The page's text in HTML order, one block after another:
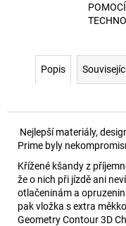
Popis
Nejlepší materiály,
Prime byly
Křížené kšandy z
že o nich při jízdě ani
otlačeninám a
pak vložka s extra
Geometry Contour 3D